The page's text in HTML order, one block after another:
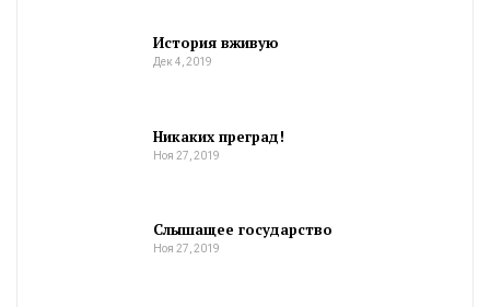
История вживую
Дек 4, 2019
Никаких преград!
Ноя 27, 2019
Слышащее государство
Ноя 27, 2019